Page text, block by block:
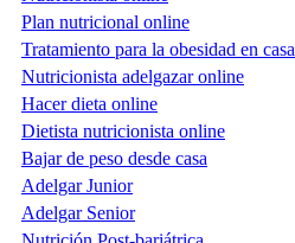
Plan nutricional online
Tratamiento para la obesidad en casa
Nutricionista adelgazar online
Hacer dieta online
Dietista nutricionista online
Bajar de peso desde casa
Adelgar Junior
Adelgar Senior